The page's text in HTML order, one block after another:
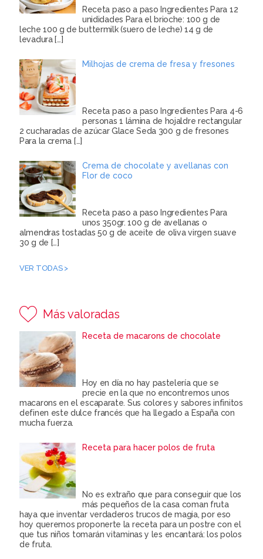
Receta paso a paso Ingredientes Para 12
unididades Para el brioche: 100 g de
leche 100 g de buttermilk (suero de leche) 14 g de
levadura[…]
Milhojas de crema de fresa y fresones
Receta paso a paso Ingredientes Para 4-6
personas 1 lámina de hojaldre rectangular
2 cucharadas de azúcar Glace Seda 300 g de fresones
Para la crema […]
Crema de chocolate y avellanas con
Flor de coco
Receta paso a paso Ingredientes Para
unos 350gr. 100 g de avellanas o
almendras tostadas 50 g de aceite de oliva virgen suave
30 g de […]
VER TODAS >
Más valoradas
Receta de macarons de chocolate
Hoy en día no hay pastelería que se
precie en la que no encontremos unos
macarons en el escaparate. Sus colores y sabores infinitos
definen este dulce francés que ha llegado a España con
mucha fuerza.
Receta para hacer polos de fruta
No es extraño que para conseguir que los
más pequeños de la casa coman fruta
haya que inventar verdaderos trucos de magia, por eso
hoy queremos proponerte la receta para un postre con el
que tus niños tomarán vitaminas y les encantará: los polos
de fruta.